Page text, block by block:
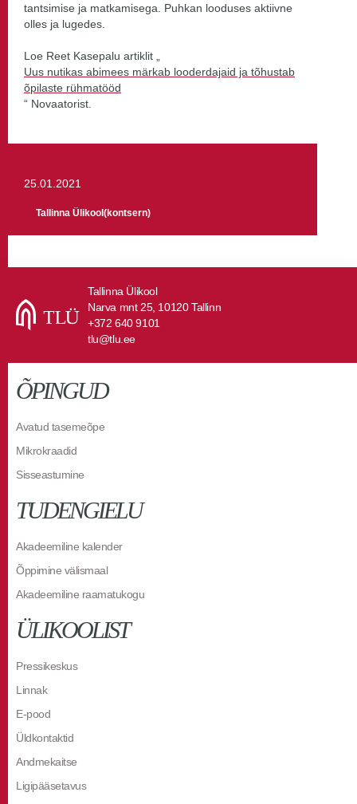
25.01.2021
Tallinna Ülikool(kontsern)
tantsimise ja matkamisega. Puhkan looduses aktiivne
olles ja lugedes.
Loe Reet Kasepalu artiklit „
Uus nutikas abimees märkab looderdajaid ja tõhustab
õpilaste rühmatööd
“ Novaatorist.
Tallinna Ülikool
Narva mnt 25, 10120 Tallinn
+372 640 9101
tlu@tlu.ee
ÕPINGUD
Avatud tasemeõpe
Mikrokraadid
Sisseastumine
TUDENGIELU
Akadeemiline kalender
Õppimine välismaal
Akadeemiline raamatukogu
ÜLIKOOLIST
Pressikeskus
Linnak
E-pood
Üldkontaktid
Andmekaitse
Ligipääsetavus